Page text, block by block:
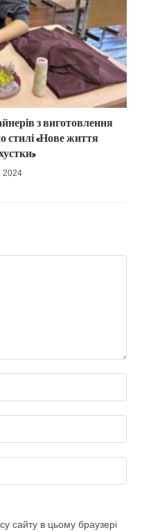
з виготовлення
стилі «Нове життя
2024
сайту в цьому браузері